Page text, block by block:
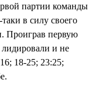
партии команды
в силу своего
Проиграв первую
и не
18-25; 23:25;